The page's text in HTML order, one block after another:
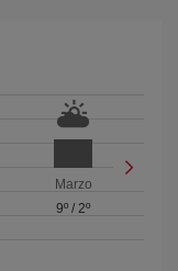
Marzo
9º /2º